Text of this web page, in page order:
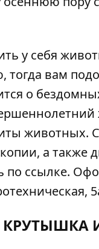
у себя
тогда вам
о
животных.
а также
по ссылке.
КРУТЫШКА